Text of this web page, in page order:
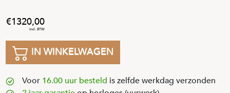
1320,00
IN WINKELWAGEN
Voor 16.00 uur besteld is zelfde werkdag verzonden